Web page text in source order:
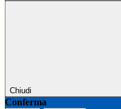
Chiudi
Conferma